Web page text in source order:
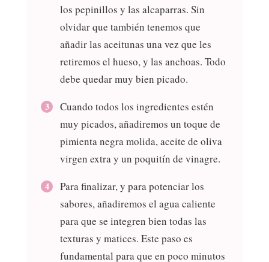
los pepinillos y las alcaparras. Sin
olvidar que también tenemos que
añadir las aceitunas una vez que les
retiremos el hueso, y las anchoas. Todo
debe quedar muy bien picado.
Cuando todos los ingredientes estén
muy picados, añadiremos un toque de
pimienta negra molida, aceite de oliva
virgen extra y un poquitín de vinagre.
Para finalizar, y para potenciar los
sabores, añadiremos el agua caliente
para que se integren bien todas las
texturas y matices. Este paso es
fundamental para que en poco minutos